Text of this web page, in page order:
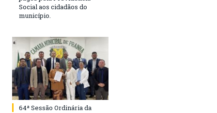
Social aos cidadãos do
município.
64ª Sessão Ordinária da